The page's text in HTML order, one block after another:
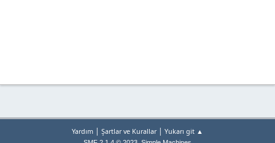
Yardım | Şartlar ve Kurallar| Yukarı git ▲